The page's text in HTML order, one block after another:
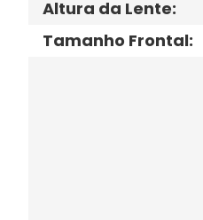
Altura da Lente:
Tamanho Frontal: